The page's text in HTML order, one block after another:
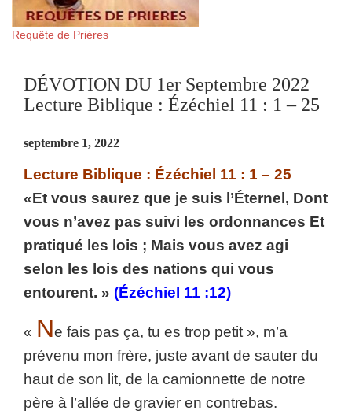
Requête de Prières
DÉVOTION DU 1er Septembre 2022
Lecture Biblique : Ézéchiel 11 : 1 – 25
septembre 1, 2022
Lecture Biblique : Ézéchiel 11 : 1 – 25
«Et vous saurez que je suis l’Éternel, Dont
vous n’avez pas suivi les ordonnances Et
pratiqué les lois ; Mais vous avez agi
selon les lois des nations qui vous
entourent. » (Ézéchiel 11 :12)
« Ne fais pas ça, tu es trop petit », m’a
prévenu mon frère, juste avant de sauter du
haut de son lit, de la camionnette de notre
père à l’allée de gravier en contrebas.